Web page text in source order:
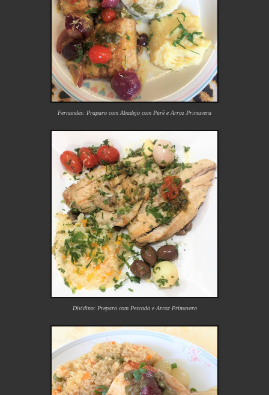
Fernandes: Praparo com Abadejo com Purè e Arroz Primavera
Dividino: Preparo com Pescada e Arroz Primavera